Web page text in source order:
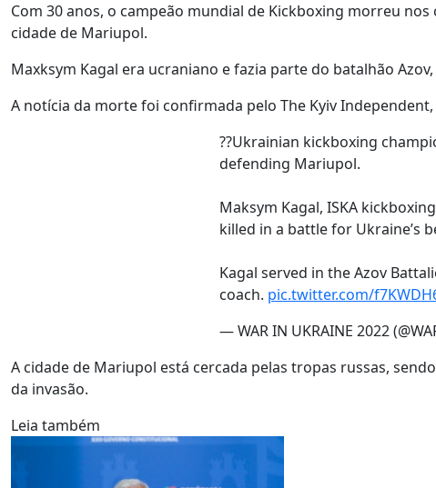
Com 30 anos, o campeão mundial de Kickboxing morreu
cidade de Mariupol.
Maxksym Kagal era ucraniano e fazia parte do batalhão
A notícia da morte foi confirmada pelo The Kyiv
??Ukrainian kickboxing
defending Mariupol.
Maksym Kagal, ISKA
killed in a battle for Ukraine’s
Kagal served in the Azov
coach. pic.twitter.com/
— WAR IN UKRAINE 2022
A cidade de Mariupol está cercada pelas tropas russas,
da invasão.
Leia também